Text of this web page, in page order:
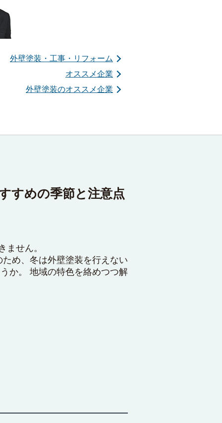
外壁塗装・工事・リフォーム
オススメ企業
外壁塗装のオススメ企業
すめの季節と注意点
ません。
め、冬は外壁塗装を行えない
か。 地域の特色を絡めつつ解